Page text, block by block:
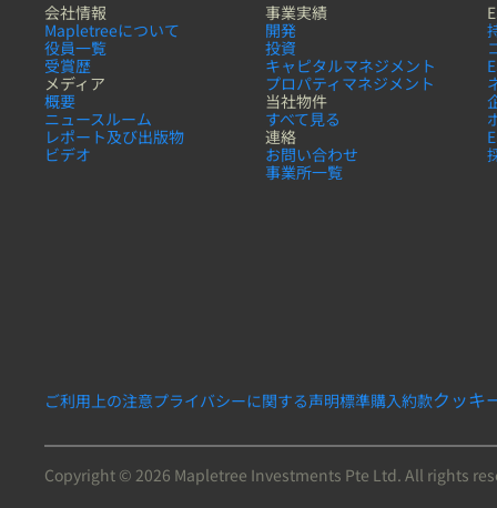
会社情報
Mapletreeについて
役員一覧
受賞歴
メディア
概要
ニュースルーム
レポート及び出版物
ビデオ
事業実績
開発
投資
キャピタルマネジメント
プロパティマネジメント
当社物件
すべて見る
連絡
お問い合わせ
事業所一覧
ご利用上の注意プライバシーに関する声明標準購入約款クッキ
Copyright © 2026 Mapletree Investments Pte Ltd. All rights